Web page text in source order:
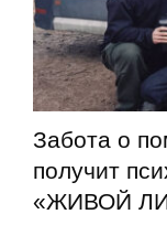
Забота о
получит
«ЖИВОЙ